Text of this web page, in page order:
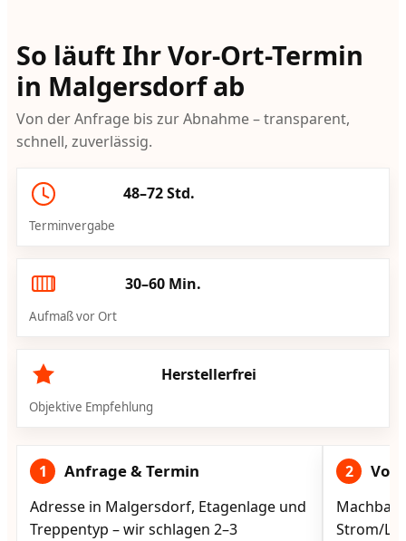
So läuft Ihr Vor-Ort-Termin
in Malgersdorf ab
Von der Anfrage bis zur Abnahme – transparent,
schnell, zuverlässig.
48–72 Std.
Terminvergabe
30–60 Min.
Aufmaß vor Ort
Herstellerfrei
Objektive Empfehlung
1 Anfrage & Termin
Adresse in Malgersdorf, Etagenlage und
Treppentyp – wir schlagen 2–3
2
Strom/